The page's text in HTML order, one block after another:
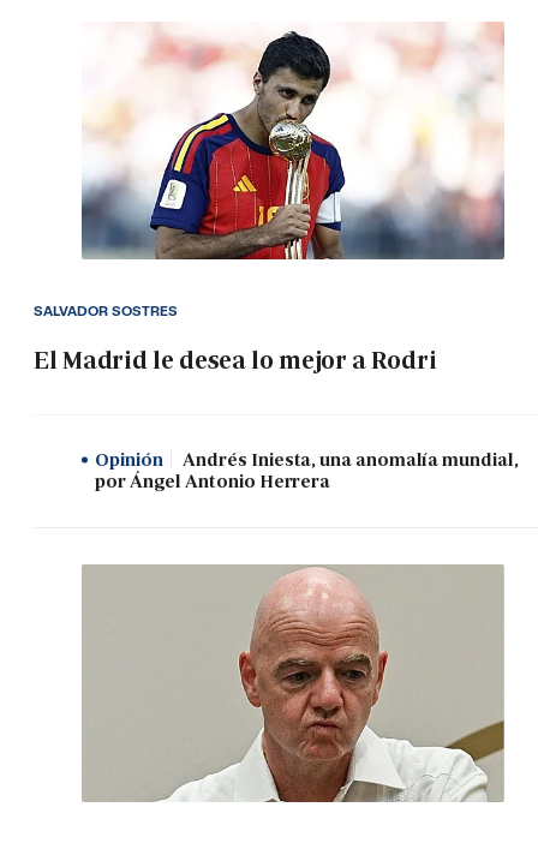
El Madrid le desea lo mejor a Rodri
SALVADOR SOSTRES
Opinión
Andrés Iniesta, una anomalía mundial,
por Ángel Antonio Herrera